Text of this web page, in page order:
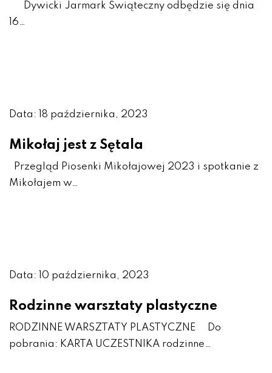
Dywicki Jarmark Świąteczny odbędzie się dnia
16…
Data: 18 października, 2023
Mikołaj jest z Sętala
Przegląd Piosenki Mikołajowej 2023 i spotkanie z
Mikołajem w…
Data: 10 października, 2023
Rodzinne warsztaty plastyczne
RODZINNE WARSZTATY PLASTYCZNE Do
pobrania: KARTA UCZESTNIKA rodzinne…